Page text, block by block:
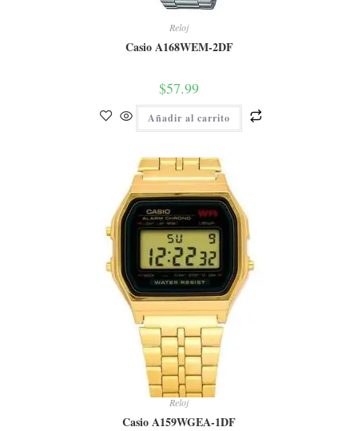
Reloj
Casio A168WEM-2DF
$57.99
Añadir al carrito
Reloj
Casio A159WGEA-1DF